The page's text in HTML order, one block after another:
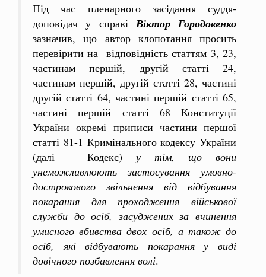
Під час пленарного засідання суддя-
доповідач у справіВіктор Городовенко
зазначив, що автор клопотання просить
перевірити на відповідність статтям 3, 23,
частинам першій, другій статті 24,
частинам першій, другій статті 28, частині
другій статті 64, частині першій статті 65,
частині першій статті 68 Конституції
України окремі приписи частини першої
статті 81-1 Кримінального кодексу України
(далі – Кодекс) у тім, що вони
унеможливлюють застосування умовно-
дострокового звільнення від відбування
покарання для проходження військової
служби до осіб, засуджених за вчинення
умисного вбивства двох осіб, а також до
осіб, які відбувають покарання у виді
довічного позбавлення волі.